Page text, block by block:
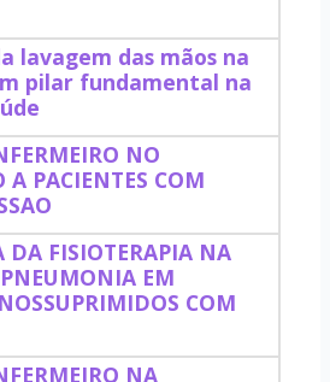
lavagem das mãos na
pilar fundamental na
NO
PACIENTES COM
FISIOTERAPIA NA
EM
COM
NA